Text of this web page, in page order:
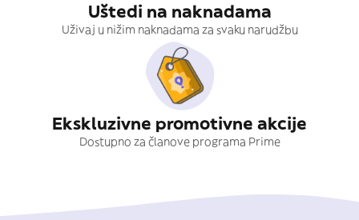
Uštedi na naknadama
Uživaj u nižim naknadama za svaku narudžbu
Ekskluzivne promotivne akcije
Dostupno za članove programa Prime